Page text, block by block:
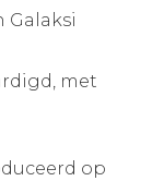
Galaksi
met
op